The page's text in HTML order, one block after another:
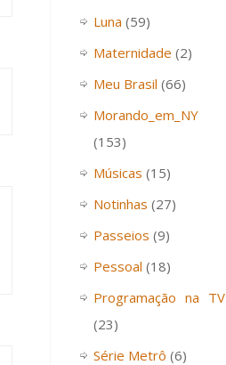
Luna (59)
Maternidade (2)
Meu Brasil (66)
Morando_em_NY
(153)
Músicas (15)
Notinhas (27)
Passeios (9)
Pessoal (18)
Programação na TV
(23)
Série Metrô (6)